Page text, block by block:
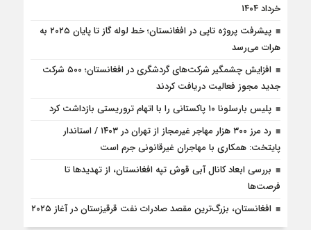
خرداد ۱۴۰۴
پیشرفت پروژه تاپی در افغانستان؛ خط لوله گاز تا پایان ۲۰۲۵ به
هرات می‌رسد
افزایش چشمگیر شرکت‌های گردشگری در افغانستان؛ ۵۰۰ شرکت
جدید مجوز فعالیت دریافت کردند
پلیس بارسلونا ۱۰ پاکستانی را با اتهام تروریستی بازداشت کرد
رد مرز ۳۰۰ هزار مهاجر غیرمجاز از تهران در ۱۴۰۳ / استاندار
پایتخت: همکاری با مهاجران غیرقانونی جرم است
بررسی ابعاد کانال آبی قوش تپه افغانستان، از تهدیدها تا
فرصت‌ها
افغانستان، بزرگ‌ترین مقصد صادرات نفت قرقيزستان در آغاز ۲۰۲۵